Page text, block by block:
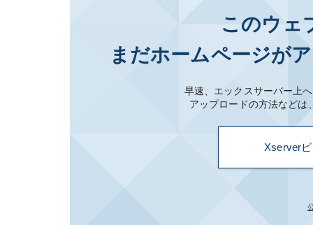
このウェ
まだホームページが
早速、エックスサーバー上
アップロードの方法などは
Xserver